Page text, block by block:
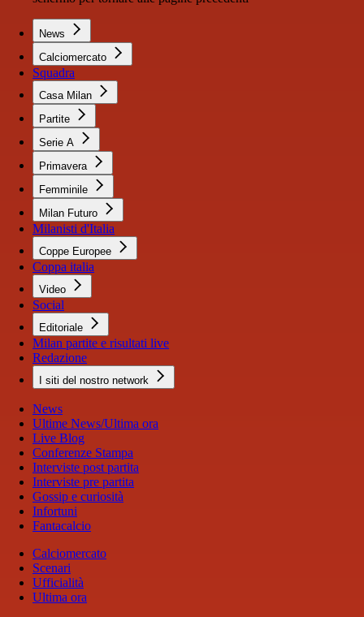
News
Calciomercato
Squadra
Casa Milan
Partite
Serie A
Primavera
Femminile
Milan Futuro
Milanisti d'Italia
Coppe Europee
Coppa italia
Video
Social
Editoriale
Milan partite e risultati live
Redazione
I siti del nostro network
News
Ultime News/Ultima ora
Live Blog
Conferenze Stampa
Interviste post partita
Interviste pre partita
Gossip e curiosità
Infortuni
Fantacalcio
Calciomercato
Scenari
Ufficialità
Ultima ora